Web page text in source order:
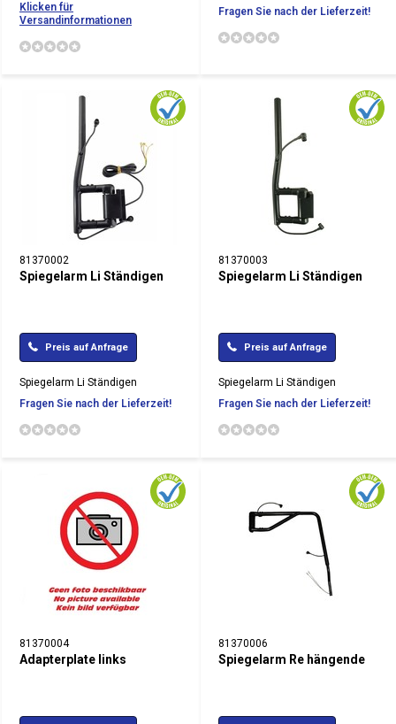
Klicken für
Versandinformationen
Fragen Sie nach der Lieferzeit!
81370002
Spiegelarm Li Ständigen
Preis auf Anfrage
Spiegelarm Li Ständigen
Fragen Sie nach der Lieferzeit!
81370003
Spiegelarm Li Ständigen
Preis auf Anfrage
Spiegelarm Li Ständigen
Fragen Sie nach der Lieferzeit!
81370004
Adapterplate links
81370006
Spiegelarm Re hängende